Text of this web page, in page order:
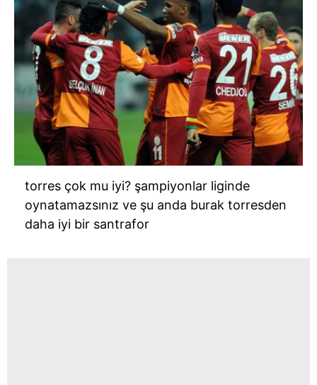
torres çok mu iyi? şampiyonlar liginde
oynatamazsınız ve şu anda burak torresden
daha iyi bir santrafor